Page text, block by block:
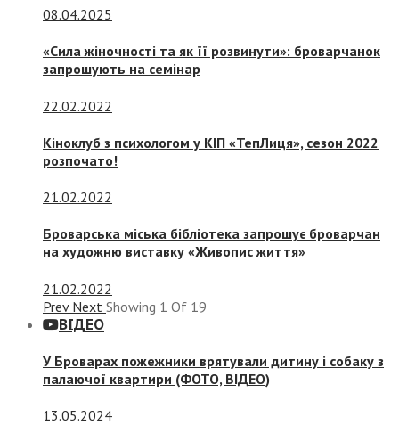
08.04.2025
«Сила жіночності та як її розвинути»: броварчанок
запрошують на семінар
22.02.2022
Кіноклуб з психологом у КІП «ТепЛиця», сезон 2022
розпочато!
21.02.2022
Броварська міська бібліотека запрошує броварчан
на художню виставку «Живопис життя»
21.02.2022
Prev Next Showing 1 Of 19
ВІДЕО
У Броварах пожежники врятували дитину і собаку з
палаючої квартири (ФОТО, ВІДЕО)
13.05.2024